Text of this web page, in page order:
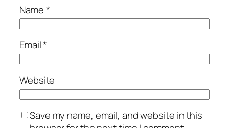
Name*
Email*
Website
Save my name, email, and website in this